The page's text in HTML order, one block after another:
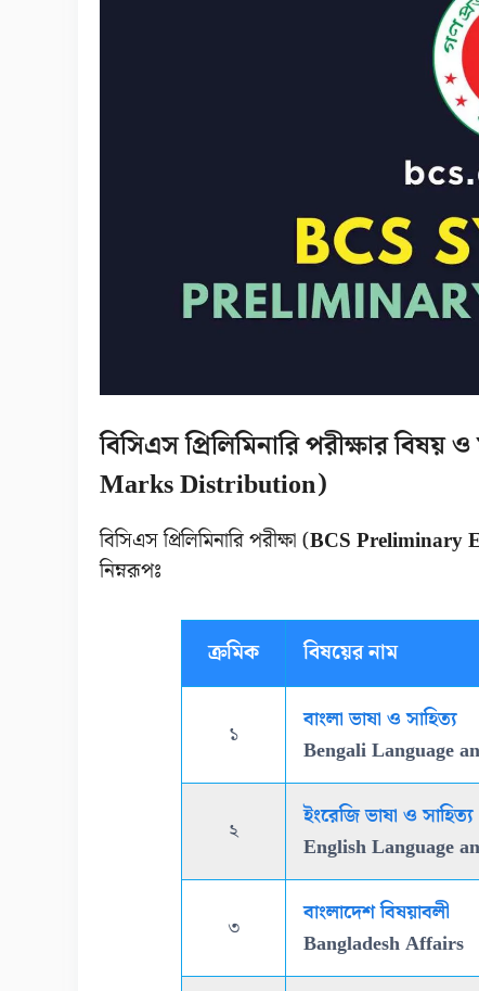
বিসিএস প্রিলিমিনারি পরীক্ষার
Marks Distribution)
বিসিএস প্রিলিমিনারি পরীক্ষা (BCS Preliminary
নিম্নরূপঃ
ক্রমিক বিষয়ের নাম
১
বাংলা ভাষা ও সাহিত্য
Bengali Language
২
ইংরেজি ভাষা ও সাহিত্য
English Language
৩
বাংলাদেশ বিষয়াবলী
Bangladesh Affairs